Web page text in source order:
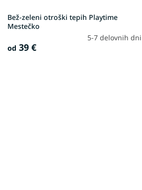
Bež-zeleni otroški tepih Playtime
Mestečko
5-7 delovnih dni
od 39 €